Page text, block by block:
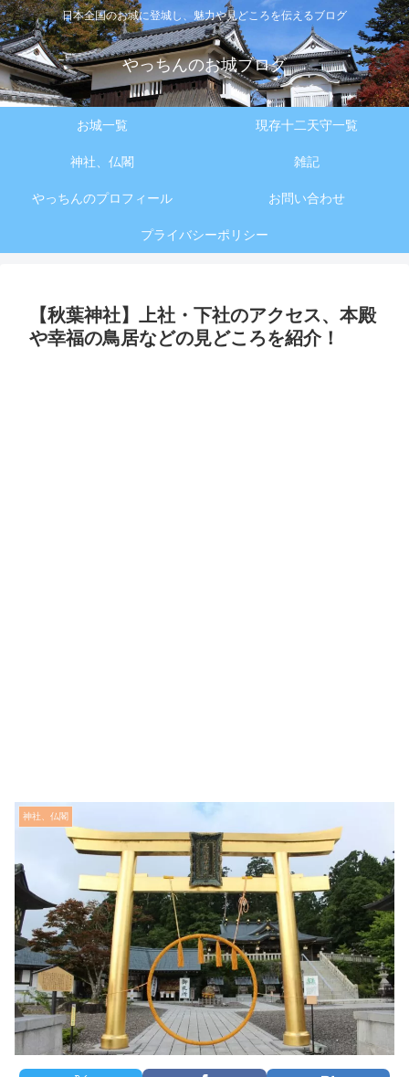
日本全国のお城に登城し、魅力や見どころを伝えるブログ
やっちんのお城ブログ
お城一覧 現存十二天守一覧
神社、仏閣 雑記
やっちんのプロフィール お問い合わせ
プライバシーポリシー
【秋葉神社】上社・下社のアクセス、本殿
や幸福の鳥居などの見どころを紹介！
神社、仏閣